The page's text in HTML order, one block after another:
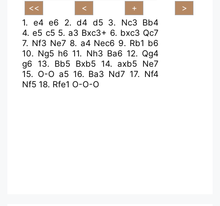
1. e4 e6 2. d4 d5 3. Nc3 Bb4
4.e5 c5 5. a3 Bxc3+ 6. bxc3 Qc7
7. Nf3 Ne7 8. a4 Nec6 9. Rb1 b6
10. Ng5 h6 11. Nh3 Ba6 12. Qg4
g6
13. Bb5 Bxb5 14. axb5 Ne7
15. O-O a5 16. Ba3 Nd7 17. Nf4
Nf5 18. Rfe1 O-O-O